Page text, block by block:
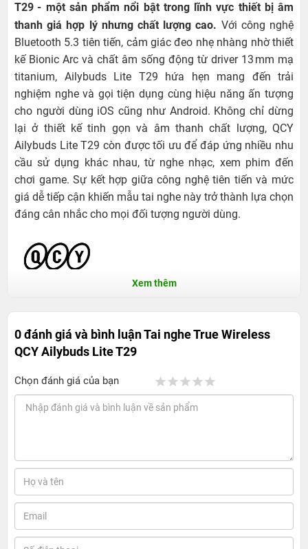
T29 - một sản phẩm nổi bật trong lĩnh vực thiết bị âm
thanh giá hợp lý nhưng chất lượng cao. Với công nghệ
Bluetooth 5.3 tiên tiến, cảm giác đeo nhẹ nhàng nhờ thiết
kế Bionic Arc và chất âm sống động từ driver 13 mm mạ
titanium, Ailybuds Lite T29 hứa hẹn mang đến trải
nghiệm nghe và gọi tiện dụng cùng hiệu năng ấn tượng
cho người dùng iOS cũng như Android. Không chỉ dừng
lại ở thiết kế tinh gọn và âm thanh chất lượng, QCY
Ailybuds Lite T29 còn được tối ưu để đáp ứng nhiều nhu
cầu sử dụng khác nhau, từ nghe nhạc, xem phim đến
chơi game. Sự kết hợp giữa công nghệ tiên tiến và mức
giá dễ tiếp cận khiến mẫu tai nghe này trở thành lựa chọn
đáng cân nhắc cho mọi đối tượng người dùng.
Khám phá Tai nghe Bluetooth True Wireless
QCY Ailybuds Lite T29 - Trải nghiệm âm
Xem thêm
0 đánh giá và bình luậnTai nghe True Wireless
QCY Ailybuds Lite T29
Chọn đánh giá của bạn